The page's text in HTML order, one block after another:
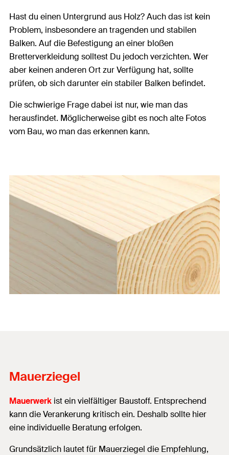
Hast du einen Untergrund aus Holz? Auch das ist kein
Problem, insbesondere an tragenden und stabilen
Balken. Auf die Befestigung an einer bloßen
Bretterverkleidung solltest Du jedoch verzichten. Wer
aber keinen anderen Ort zur Verfügung hat, sollte
prüfen, ob sich darunter ein stabiler Balken befindet.
Die schwierige Frage dabei ist nur, wie man das
herausfindet. Möglicherweise gibt es noch alte Fotos
vom Bau, wo man das erkennen kann.
Mauerziegel
Mauerwerk ist ein vielfältiger Baustoff. Entsprechend
kann die Verankerung kritisch ein. Deshalb sollte hier
eine individuelle Beratung erfolgen.
Grundsätzlich lautet für Mauerziegel die Empfehlung,